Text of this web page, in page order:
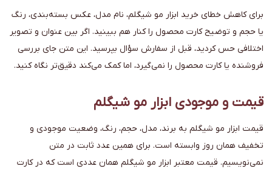
برای کاهش خطای خرید ابزار مو شیگلم، نام مدل، عکس بسته‌بندی، رنگ
یا حجم و توضیح کارت محصول را کنار هم ببینید. اگر بین عنوان و تصویر
اختلافی حس کردید، قبل از سفارش سؤال بپرسید. این متن جای بررسی
فروشنده یا کارت محصول را نمی‌گیرد، اما کمک می‌کند دقیق‌تر نگاه کنید.
قیمت و موجودی ابزار مو شیگلم
قیمت ابزار مو شیگلم به برند، مدل، حجم، رنگ، وضعیت موجودی و
تخفیف همان روز وابسته است. برای همین عدد ثابت در متن
نمی‌نویسیم. قیمت معتبر ابزار مو شیگلم همان عددی است که در کارت